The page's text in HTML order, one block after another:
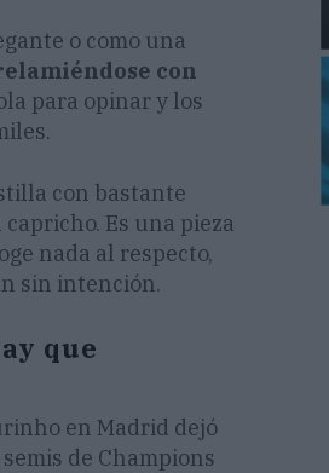
o como una
con
para opinar y los
con bastante
Es una pieza
nada al respecto,
sin intención.
que
en Madrid dejó
de Champions